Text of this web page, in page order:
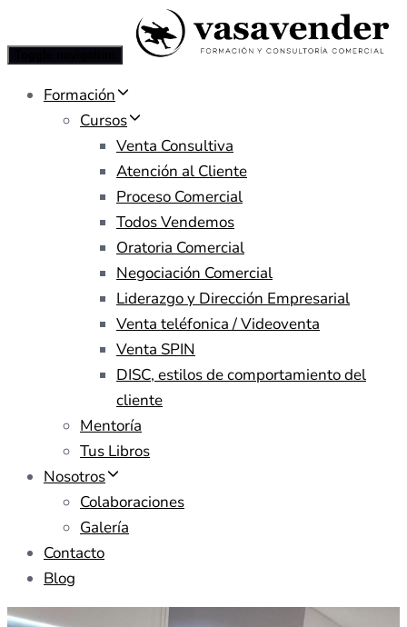
Formación
Cursos
Venta Consultiva
Atención al Cliente
Proceso Comercial
Todos Vendemos
Oratoria Comercial
Negociación Comercial
Liderazgo y Dirección Empresarial
Venta teléfonica / Videoventa
Venta SPIN
DISC, estilos de comportamiento del
cliente
Mentoría
Tus Libros
Nosotros
Colaboraciones
Galería
Contacto
Blog